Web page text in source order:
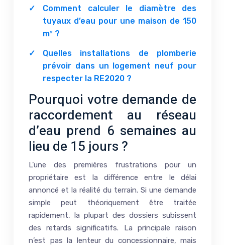
Comment calculer le diamètre des
tuyaux d’eau pour une maison de 150
m² ?
Quelles installations de plomberie
prévoir dans un logement neuf pour
respecter la RE2020 ?
Pourquoi votre demande de
raccordement au réseau
d’eau prend 6 semaines au
lieu de 15 jours ?
L’une des premières frustrations pour un
propriétaire est la différence entre le délai
annoncé et la réalité du terrain. Si une demande
simple peut théoriquement être traitée
rapidement, la plupart des dossiers subissent
des retards significatifs. La principale raison
n’est pas la lenteur du concessionnaire, mais